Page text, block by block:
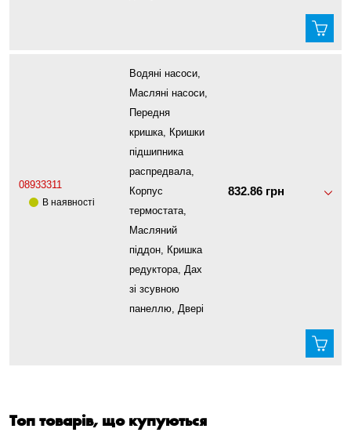
08933311
В наявності
Водяні насоси,
Масляні насоси,
Передня
кришка, Кришки
підшипника
распредвала,
Корпус
термостата,
Масляний
піддон, Кришка
редуктора, Дах
зі зсувною
панеллю, Двері
832.86 грн
Топ товарів, що купуються